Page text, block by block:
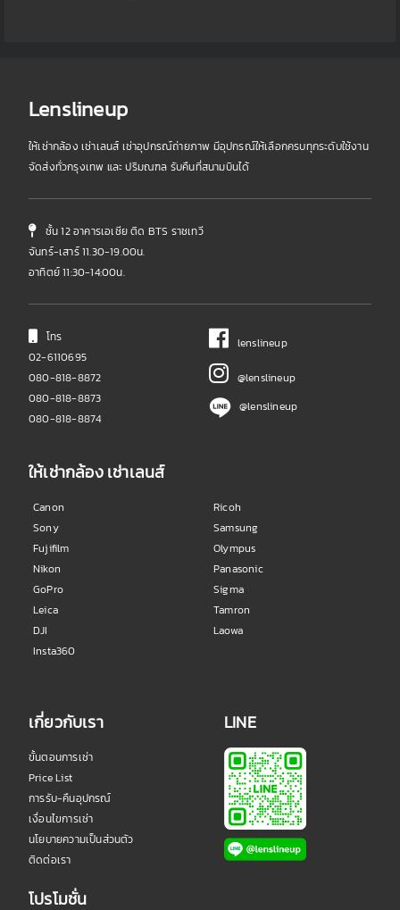
Lenslineup
ให้เช่ากล้อง เช่าเลนส์ เช่าอุปกรณ์ถ่ายภาพ มีอุปกรณ์ให้เลือกครบทุกระดับใช้งาน
จัดส่งทั่วกรุงเทพ และ ปริมณฑล รับคืนที่สนามบินได้
ชั้น 12 อาคารเอเชีย ติด BTS ราชเทวี
จันทร์-เสาร์ 11.30-19.00น.
อาทิตย์ 11:30-14:00น.
โทร
02-6110695
080-818-8872
080-818-8873
080-818-8874
lenslineup
@lenslineup
@lenslineup
ให้เช่ากล้อง เช่าเลนส์
Canon
Sony
Fujifilm
Nikon
GoPro
Leica
DJI
Insta360
Ricoh
Samsung
Olympus
Panasonic
Sigma
Tamron
Laowa
เกี่ยวกับเรา
ขั้นตอนการเช่า
Price List
การรับ-คืนอุปกรณ์
เงื่อนไขการเช่า
นโยบายความเป็นส่วนตัว
ติดต่อเรา
โปรโมชั่น
LINE